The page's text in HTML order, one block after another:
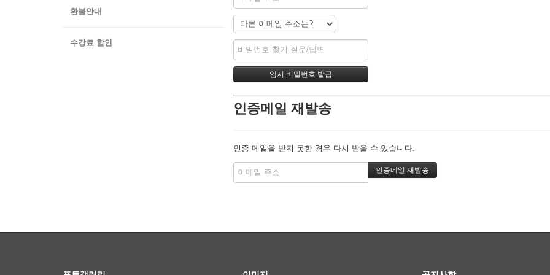
인증메일 재발송
인증 메일을 받지 못한 경우 다시 받을 수 있습니다.
환불안내
수강료 할인